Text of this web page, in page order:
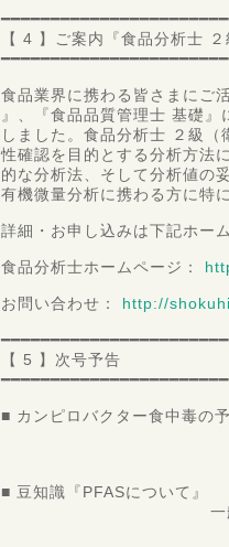
【 4 】ご案内『食品分析士
食品業界に携わる皆さまにご
』、『食品品質管理士 基礎
しました。食品分析士 ２級
性確認を目的とする分析方法
的な分析法、そして分析値の
有機微量分析に携わる方に特
詳細・お申し込みは下記ホー
食品分析士ホームページ：
お問い合わせ： http://
【 5 】次号予告
■ カンピロバクター食中毒の
神戸学
講師
■ 豆知識『PFASについて』
一般財団法人 食品
第二